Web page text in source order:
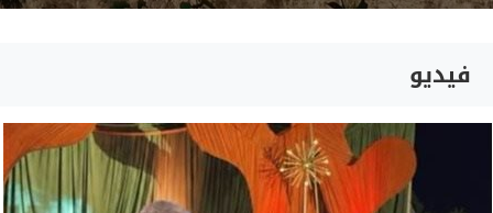
فيديو